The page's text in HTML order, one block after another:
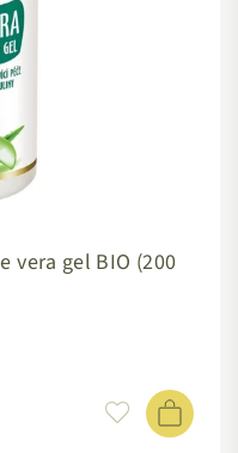
vera gel BIO (200